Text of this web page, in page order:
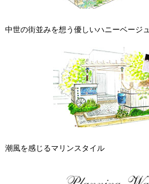
中世の街並みを想う優しいハニーベージュ
潮風を感じるマリンスタイル